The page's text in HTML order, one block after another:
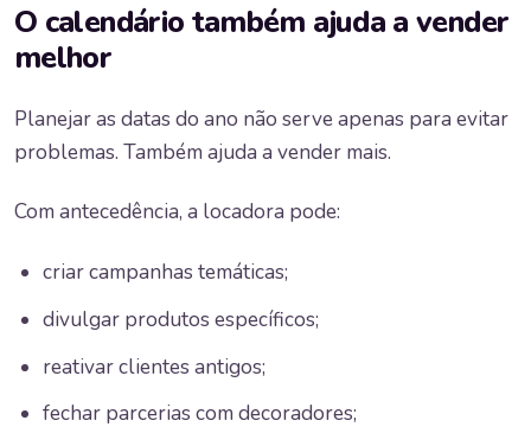
O calendário também ajuda a vender
melhor
Planejar as datas do ano não serve apenas para evitar
problemas. Também ajuda a vender mais.
Com antecedência, a locadora pode:
criar campanhas temáticas;
divulgar produtos específicos;
reativar clientes antigos;
fechar parcerias com decoradores;